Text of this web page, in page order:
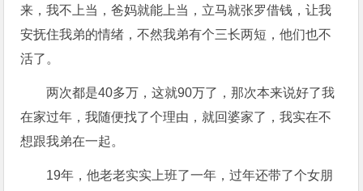
来，我不上当，爸妈就能上当，立马就张罗借钱，让我
安抚住我弟的情绪，不然我弟有个三长两短，他们也不
活了。
两次都是40多万，这就90万了，那次本来说好了我
在家过年，我随便找了个理由，就回婆家了，我实在不
想跟我弟在一起。
19年，他老老实实上班了一年，过年还带了个女朋